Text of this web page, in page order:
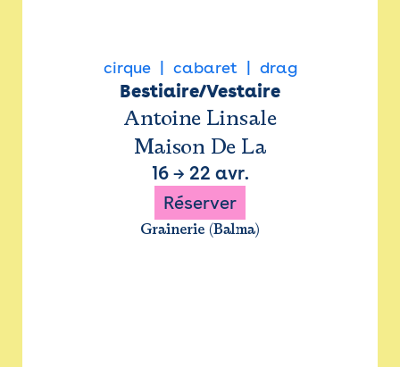
cirque cabaret drag
Bestiaire/Vestaire
Antoine Linsale
Maison De La
16→ 22 avr.
Réserver
Grainerie (Balma)